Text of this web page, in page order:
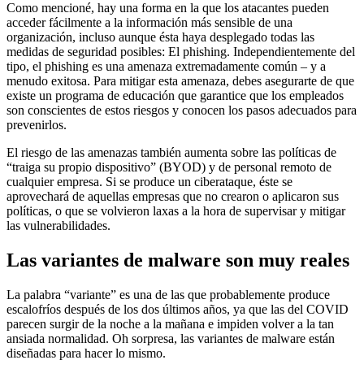
Como mencioné, hay una forma en la que los atacantes pueden
acceder fácilmente a la información más sensible de una
organización, incluso aunque ésta haya desplegado todas las
medidas de seguridad posibles: El phishing. Independientemente del
tipo, el phishing es una amenaza extremadamente común – y a
menudo exitosa. Para mitigar esta amenaza, debes asegurarte de que
existe un programa de educación que garantice que los empleados
son conscientes de estos riesgos y conocen los pasos adecuados para
prevenirlos.
El riesgo de las amenazas también aumenta sobre las políticas de
“traiga su propio dispositivo” (BYOD) y de personal remoto de
cualquier empresa. Si se produce un ciberataque, éste se
aprovechará de aquellas empresas que no crearon o aplicaron sus
políticas, o que se volvieron laxas a la hora de supervisar y mitigar
las vulnerabilidades.
Las variantes de malware son muy reales
La palabra “variante” es una de las que probablemente produce
escalofríos después de los dos últimos años, ya que las del COVID
parecen surgir de la noche a la mañana e impiden volver a la tan
ansiada normalidad. Oh sorpresa, las variantes de malware están
diseñadas para hacer lo mismo.